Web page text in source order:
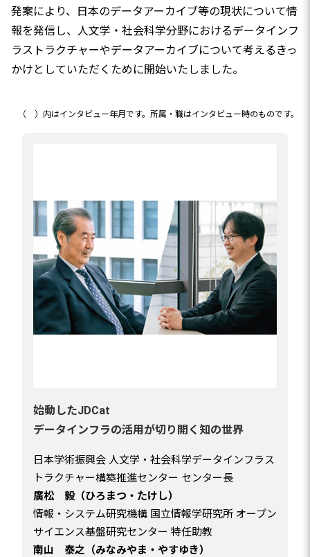
発案により、日本のデータアーカイブ等の現状について情
報を発信し、人文学・社会科学分野におけるデータインフ
ラストラクチャーやデータアーカイブについて考えるきっ
かけとしていただくために開始いたしました。
（ ）内はインタビュー年月です。所属・職はインタビュー時のものです。
始動したJDCat
データインフラの活用が切り開く知の世界
日本学術振興会 人文学・社会科学データインフラス
トラクチャー構築推進センター センター長
廣松 毅（ひろまつ・たけし）
情報・システム研究機構 国立情報学研究所 オープン
サイエンス基盤研究センター 特任助教
南山 泰之 （みなみやま・やすゆき）